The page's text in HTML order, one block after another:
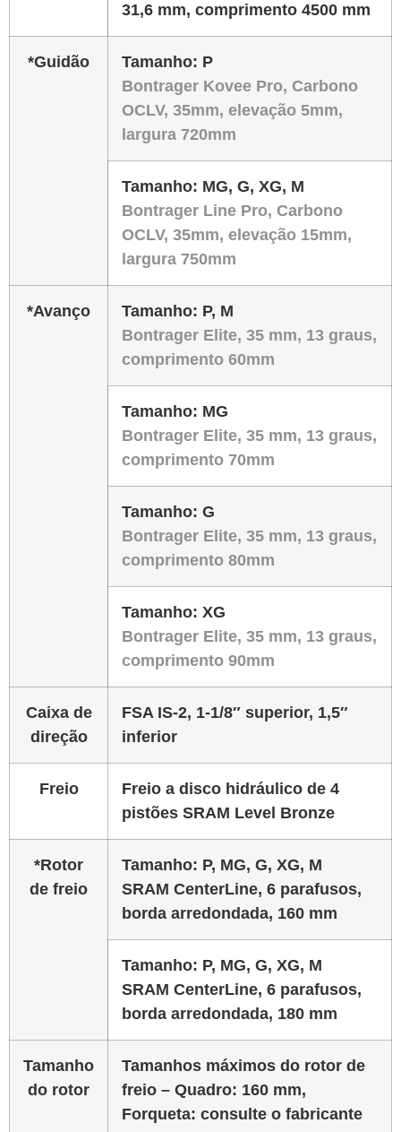
31,6 mm, comprimento 4500 mm
*Guidão Tamanho: P
Bontrager Kovee Pro, Carbono
OCLV, 35mm, elevação 5mm,
largura 720mm
Tamanho: MG, G, XG, M
Bontrager Line Pro, Carbono
OCLV, 35mm, elevação 15mm,
largura 750mm
*Avanço Tamanho: P, M
Bontrager Elite, 35 mm, 13 graus,
comprimento 60mm
Tamanho: MG
Bontrager Elite, 35 mm, 13 graus,
comprimento 70mm
Tamanho: G
Bontrager Elite, 35 mm, 13 graus,
comprimento 80mm
Tamanho: XG
Bontrager Elite, 35 mm, 13 graus,
comprimento 90mm
Caixa de
direção
FSA IS-2, 1-1/8″ superior, 1,5″
inferior
Freio
Freio a disco hidráulico de 4
pistões SRAM Level Bronze
*Rotor
de freio
Tamanho: P, MG, G, XG, M
SRAM CenterLine, 6 parafusos,
borda arredondada, 160 mm
Tamanho: P, MG, G, XG, M
SRAM CenterLine, 6 parafusos,
borda arredondada, 180 mm
Tamanho
do rotor
Tamanhos máximos do rotor de
freio – Quadro: 160 mm,
Forqueta: consulte o fabricante